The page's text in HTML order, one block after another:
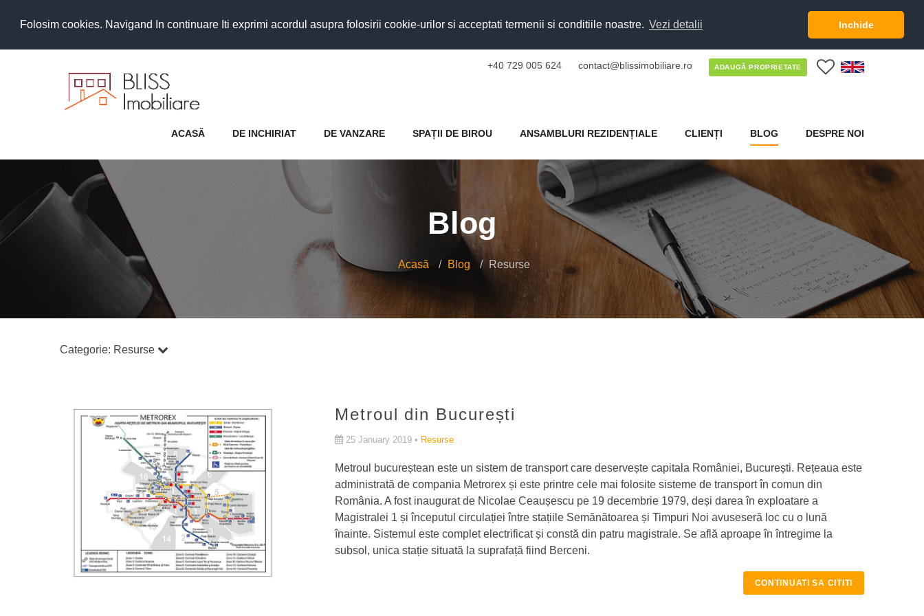
Folosim cookies. Navigand In continuare Iti exprimi acordul asupra folosirii cookie-urilor si acceptati termenii si conditiile noastre. Vezi detalii Inchide
+40 729 005 624 contact@blissimobiliare.ro ADAUGĂ PROPRIETATE
ACASĂ DE INCHIRIAT DE VANZARE SPAȚII DE BIROU ANSAMBLURI REZIDENȚIALE CLIENȚI BLOG DESPRE NOI
Blog
Acasă Blog Resurse
Categorie: Resurse
Metroul din București
25 January 2019 • Resurse
Metroul bucureștean este un sistem de transport care deservește capitala României, București. Rețeaua este
administrată de compania Metrorex și este printre cele mai folosite sisteme de transport în comun din
România. A fost inaugurat de Nicolae Ceaușescu pe 19 decembrie 1979, deși darea în exploatare a
Magistralei 1 și începutul circulației între stațiile Semănătoarea și Timpuri Noi avuseseră loc cu o lună
înainte. Sistemul este complet electrificat și constă din patru magistrale. Se află aproape în întregime la
subsol, unica stație situată la suprafață fiind Berceni.
CONTINUATI SA CITITI